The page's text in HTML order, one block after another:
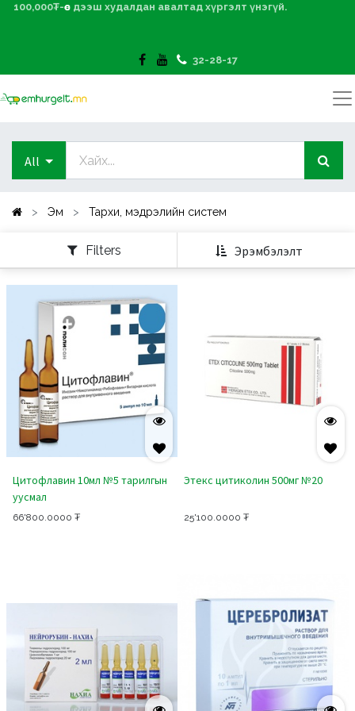
100,000₮-өөс дээш худалдан авалтад хүргэлт үнэгүй.
32-28-17
All
Эм Тархи, мэдрэлийн систем
Filters Эрэмбэлэлт
Цитофлавин 10мл №5 тарилгын
уусмал
66'800.0000 ₮
Этекс цитиколин 500мг №20
25'100.0000 ₮